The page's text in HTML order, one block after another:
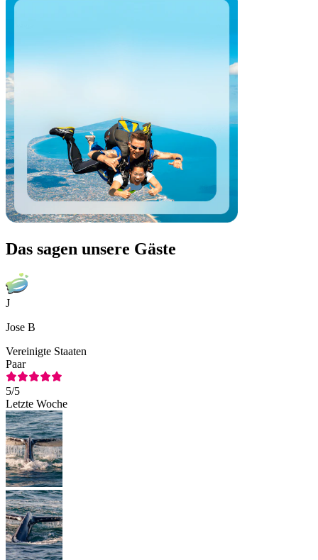
Das sagen unsere Gäste
J
Jose B
Vereinigte Staaten
Paar
5/5
Letzte Woche